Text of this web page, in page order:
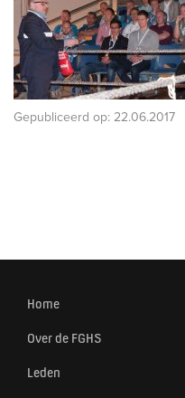
Gepubliceerd op: 22.06.2017
Home
Over de FGHS
Leden